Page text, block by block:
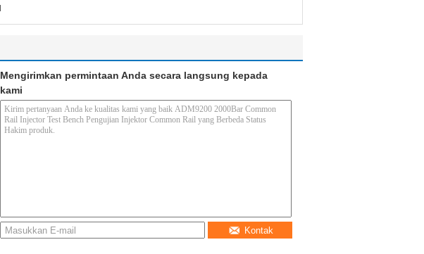
Mengirimkan permintaan Anda secara langsung kepada
kami
Kontak